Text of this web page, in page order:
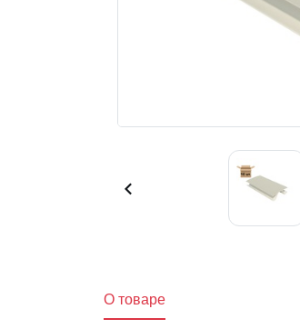
O товаре